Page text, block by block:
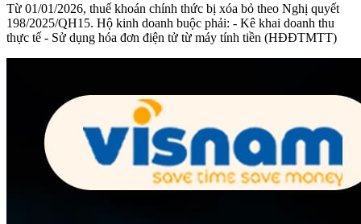
Từ 01/01/2026, thuế khoán chính thức bị xóa bỏ theo Nghị quyết
198/2025/QH15. Hộ kinh doanh buộc phải: - Kê khai doanh thu
thực tế - Sử dụng hóa đơn điện tử từ máy tính tiền (HĐĐTMTT)